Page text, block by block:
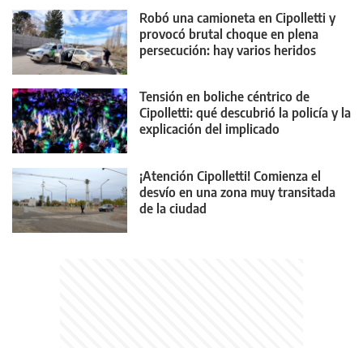
Robó una camioneta en Cipolletti y
provocó brutal choque en plena
persecución: hay varios heridos
Tensión en boliche céntrico de
Cipolletti: qué descubrió la policía y la
explicación del implicado
¡Atención Cipolletti! Comienza el
desvío en una zona muy transitada
de la ciudad